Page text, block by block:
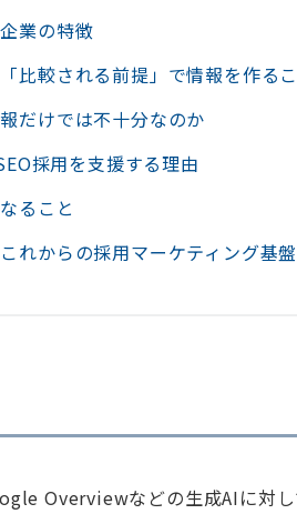
業の特徴
比較される前提」で情報を作る
だけでは不十分なのか
採用を支援する理由
ること
れからの採用マーケティング基
Overviewなどの生成AIに対